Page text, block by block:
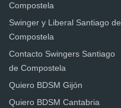
Compostela
Swinger y Liberal Santiago de
Compostela
Contacto Swingers Santiago
de Compostela
Quiero BDSM Gijón
Quiero BDSM Cantabria